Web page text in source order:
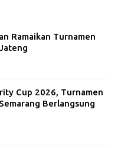
Ramaikan Turnamen
Cup 2026, Turnamen
Berlangsung